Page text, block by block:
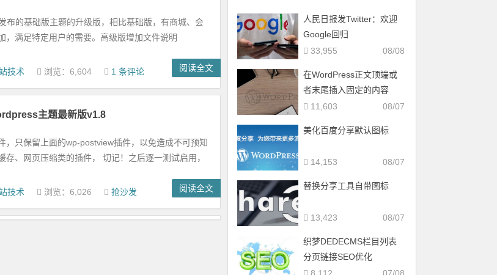
布的基础版主题的升级版，相比基础版，有商城、会
，满足特定用户的需要。高级版增加文件说明
技术 浏览：6,604 1 条评论 阅读全文
主题最新版v1.8
，只保留上面的wp-postview插件，以免造成不可预知
存、网页压缩类的插件， 切记！之后逐一测试启用，
技术 浏览：6,026 抢沙发 阅读全文
人民日报发Twitter：欢迎
Google回归
08/08
33,955
在WordPress正文顶端或
者末尾插入固定的内容
08/07
11,603
美化百度分享默认图标
08/07
14,153
替换分享工具自带图标
08/07
13,423
织梦DEDECMS栏目列表
分页链接SEO优化